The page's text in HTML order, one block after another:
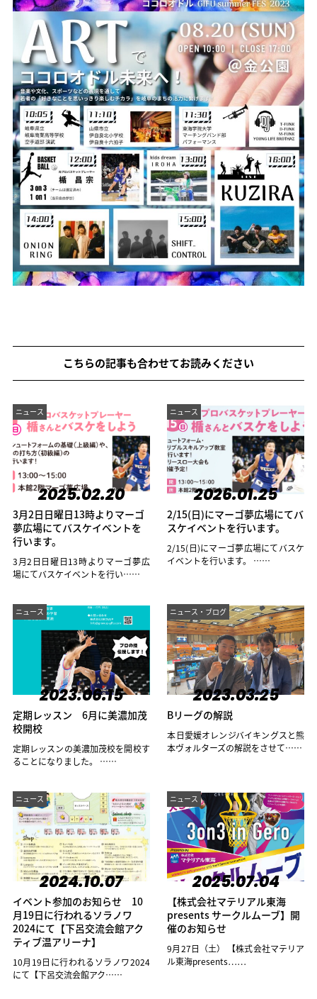
こちらの記事も合わせてお読みください
ニュース
2025.02.20
3月2日日曜日13時よりマーゴ
夢広場にてバスケイベントを
行います。
3月2日日曜日13時よりマーゴ夢広
場にてバスケイベントを行い……
ニュース
2026.01.25
2/15(日)にマーゴ夢広場にてバ
スケイベントを行います。
2/15(日)にマーゴ夢広場にてバスケ
イベントを行います。 ……
ニュース
2023.06.15
定期レッスン 6月に美濃加茂
校開校
定期レッスンの美濃加茂校を開校す
ることになりました。 ……
ニュース・ブログ
2023.03.25
Bリーグの解説
本日愛媛オレンジバイキングスと熊
本ヴォルターズの解説をさせて……
ニュース
2024.10.07
イベント参加のお知らせ 10
月19日に行われるソラノワ
2024にて【下呂交流会館アク
ティブ温アリーナ】
10月19日に行われるソラノワ2024
にて【下呂交流会館アク……
ニュース
2025.07.04
【株式会社マテリアル東海
presents サークルムーブ】開
催のお知らせ
9月27日（土） 【株式会社マテリア
ル東海presents……